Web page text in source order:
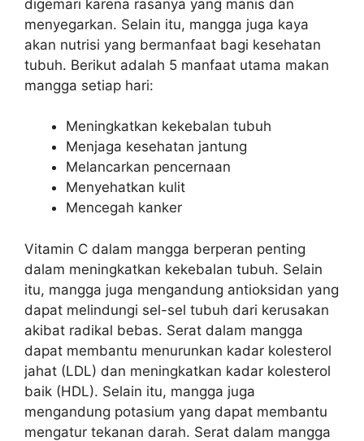
digemari karena rasanya yang manis dan
menyegarkan. Selain itu, mangga juga kaya
akan nutrisi yang bermanfaat bagi kesehatan
tubuh. Berikut adalah 5 manfaat utama makan
mangga setiap hari:
Meningkatkan kekebalan tubuh
Menjaga kesehatan jantung
Melancarkan pencernaan
Menyehatkan kulit
Mencegah kanker
Vitamin C dalam mangga berperan penting
dalam meningkatkan kekebalan tubuh. Selain
itu, mangga juga mengandung antioksidan yang
dapat melindungi sel-sel tubuh dari kerusakan
akibat radikal bebas. Serat dalam mangga
dapat membantu menurunkan kadar kolesterol
jahat (LDL) dan meningkatkan kadar kolesterol
baik (HDL). Selain itu, mangga juga
mengandung potasium yang dapat membantu
mengatur tekanan darah. Serat dalam mangga